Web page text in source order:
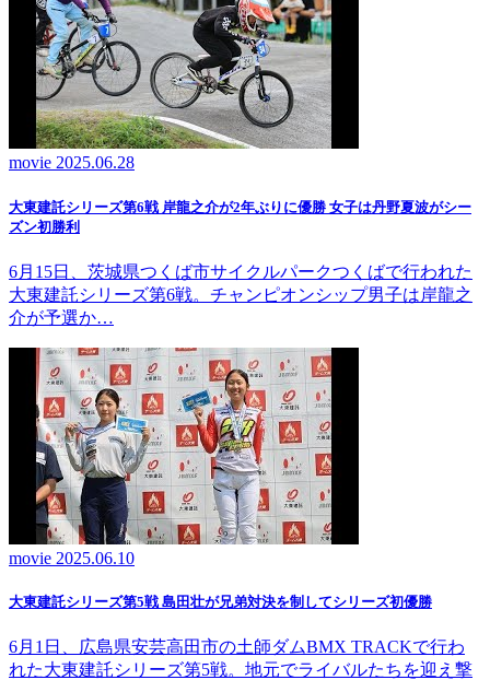
movie 2025.06.28
大東建託シリーズ第6戦 岸龍之介が2年ぶりに優勝 女子は丹野夏波がシー
ズン初勝利
6月15日、茨城県つくば市サイクルパークつくばで行われた
大東建託シリーズ第6戦。チャンピオンシップ男子は岸龍之
介が予選か…
movie 2025.06.10
大東建託シリーズ第5戦 島田壮が兄弟対決を制してシリーズ初優勝
6月1日、広島県安芸高田市の土師ダムBMX TRACKで行わ
れた大東建託シリーズ第5戦。地元でライバルたちを迎え撃